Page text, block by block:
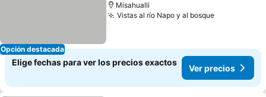
Opción destacada
Misahualli
Vistas al río Napo y al bosqueVer precios
Elige fechas para ver los precios exactos
Ver precios